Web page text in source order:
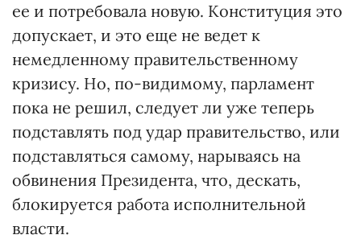
ее и потребовала новую. Конституция это
допускает, и это еще не ведет к
немедленному правительственному
кризису. Но, по-видимому, парламент
пока не решил, следует ли уже теперь
подставлять под удар правительство, или
подставляться самому, нарываясь на
обвинения Президента, что, дескать,
блокируется работа исполнительной
власти.